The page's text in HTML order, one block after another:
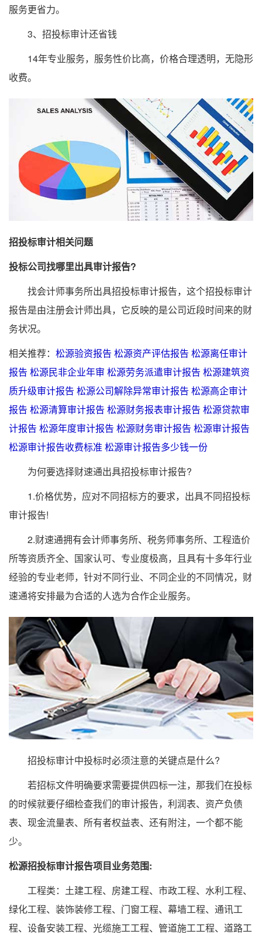
服务更省力。
3、招投标审计还省钱
14年专业服务，服务性价比高，价格合理透明，无隐形
收费。
招投标审计相关问题
投标公司找哪里出具审计报告?
找会计师事务所出具招投标审计报告，这个招投标审计
报告是由注册会计师出具，它反映的是公司近段时间来的财
务状况。
相关推荐： 松源验资报告 松源资产评估报告 松源离任审计
报告 松源民非企业年审 松源劳务派遣审计报告 松源建筑资
质升级审计报告 松源公司解除异常审计报告 松源高企审计
报告 松源清算审计报告 松源财务报表审计报告 松源贷款审
计报告 松源年度审计报告 松源财务审计报告 松源审计报告
松源审计报告收费标准 松源审计报告多少钱一份
为何要选择财速通出具招投标审计报告?
1.价格优势，应对不同招标方的要求，出具不同招投标
审计报告!
2.财速通拥有会计师事务所、税务师事务所、工程造价
所等资质齐全、国家认可、专业度极高，且具有十多年行业
经验的专业老师，针对不同行业、不同企业的不同情况，财
速通将安排最为合适的人选为合作企业服务。
招投标审计中投标时必须注意的关键点是什么?
若招标文件明确要求需要提供四标一注，那我们在投标
的时候就要仔细检查我们的审计报告，利润表、资产负债
表、现金流量表、所有者权益表、还有附注，一个都不能
少。
松源招投标审计报告项目业务范围:
工程类：土建工程、房建工程、市政工程、水利工程、
绿化工程、装饰装修工程、门窗工程、幕墙工程、通讯工
程、设备安装工程、光缆施工工程、管道施工工程、道路工